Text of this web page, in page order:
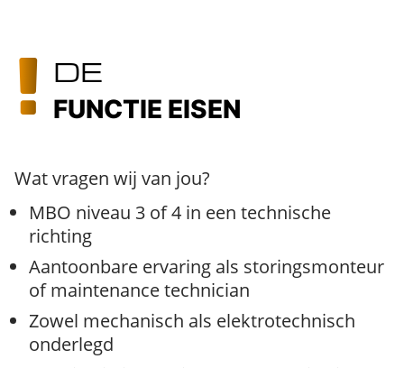
DE
FUNCTIE EISEN
Wat vragen wij van jou?
MBO niveau 3 of 4 in een technische
richting
Aantoonbare ervaring als storingsmonteur
of maintenance technician
Zowel mechanisch als elektrotechnisch
onderlegd